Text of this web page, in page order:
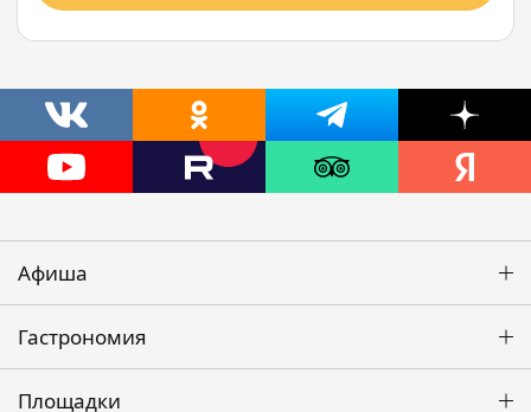
Афиша
Гастрономия
Площадки